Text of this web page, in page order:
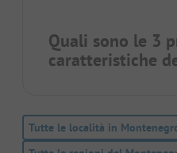
Quali sono le 3
caratteristiche
Tutte le località in